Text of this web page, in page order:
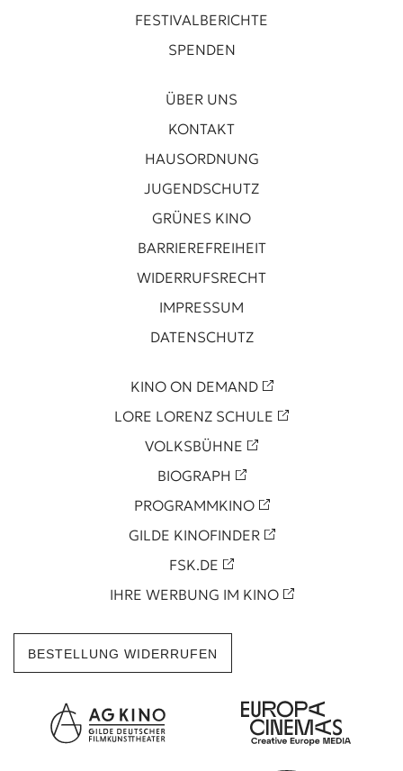
FESTIVALBERICHTE
SPENDEN
ÜBER UNS
KONTAKT
HAUSORDNUNG
JUGENDSCHUTZ
GRÜNES KINO
BARRIEREFREIHEIT
WIDERRUFSRECHT
IMPRESSUM
DATENSCHUTZ
KINO ON DEMAND
LORE LORENZ SCHULE
VOLKSBÜHNE
BIOGRAPH
PROGRAMMKINO
GILDE KINOFINDER
FSK.DE
IHRE WERBUNG IM KINO
BESTELLUNG WIDERRUFEN